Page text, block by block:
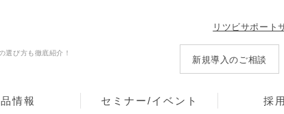
リツビサポート
選び方も徹底紹介！
新規導入のご相談
情報 セミナー/イベント 採